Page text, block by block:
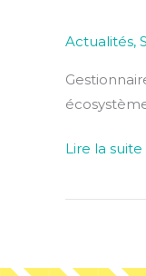
Actualités,
Lire la suite